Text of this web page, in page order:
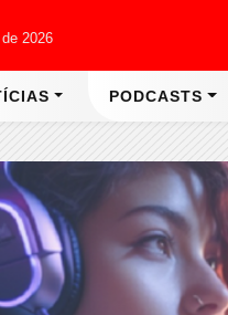
2026
PODCASTS